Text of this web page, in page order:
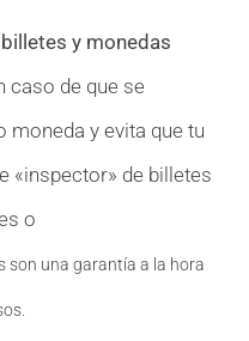
y monedas
caso de que se
moneda y evita que tu
«inspector» de billetes
o
son una garantía a la hora